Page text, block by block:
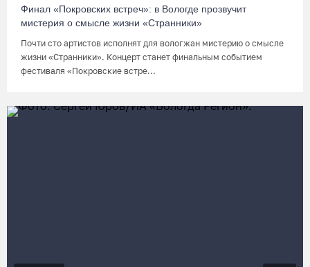
Финал «Покровских встреч»: в Вологде прозвучит
мистерия о смысле жизни «Странники»
Почти сто артистов исполнят для вологжан мистерию о смысле
жизни «Странники». Концерт станет финальным событием
фестиваля «Покровские встре...